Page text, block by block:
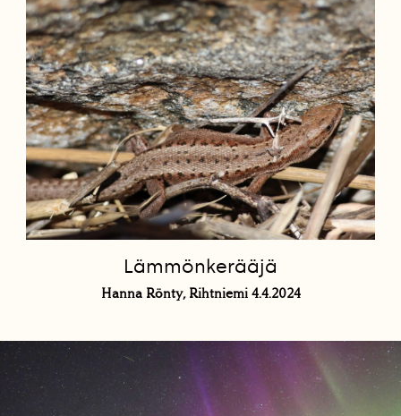
Lämmönkerääjä
Hanna Rönty, Rihtniemi 4.4.2024